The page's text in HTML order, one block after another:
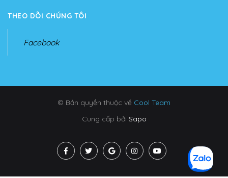
THEO DÕI CHÚNG TÔI
Facebook
© Bản quyền thuộc về Cool Team
Cung cấp bởi Sapo